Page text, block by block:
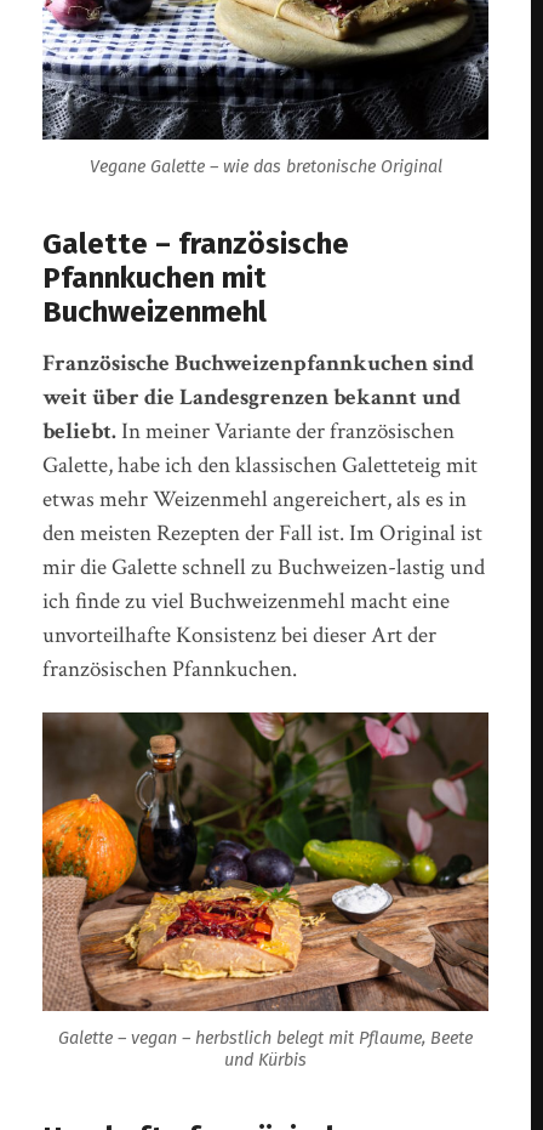
Vegane Galette – wie das bretonische Original
Galette – französische
Pfannkuchen mit
Buchweizenmehl
Französische Buchweizenpfannkuchen sind
weit über die Landesgrenzen bekannt und
beliebt.In meiner Variante der französischen
Galette, habe ich den klassischen Galetteteig mit
etwas mehr Weizenmehl angereichert, als es in
den meisten Rezepten der Fall ist. Im Original ist
mir die Galette schnell zu Buchweizen-lastig und
ich finde zu viel Buchweizenmehl macht eine
unvorteilhafte Konsistenz bei dieser Art der
französischen Pfannkuchen.
Galette – vegan – herbstlich belegt mit Pflaume, Beete
und Kürbis